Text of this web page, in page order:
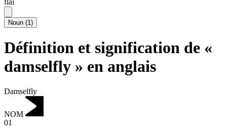
Noun (1)
Définition et signification de «
damselfly » en anglais
Damselfly
NOM
01